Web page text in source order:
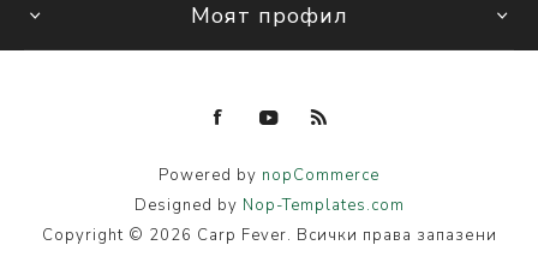
Моят профил
Powered by nopCommerce
Designed by Nop-Templates.com
Copyright © 2026 Carp Fever. Всички права запазени